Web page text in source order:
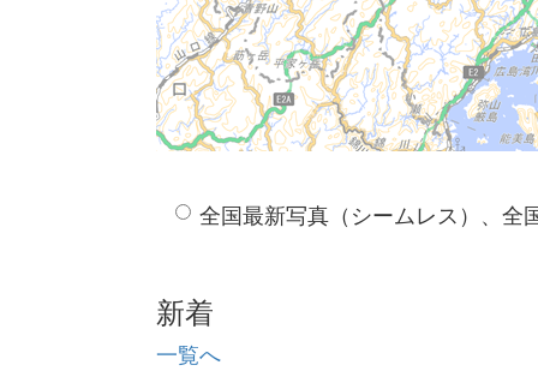
全国最新写真（シームレス）、全
新着
一覧へ